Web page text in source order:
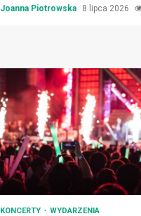
Joanna Piotrowska 8 lipca 2026
KONCERTY WYDARZENIA